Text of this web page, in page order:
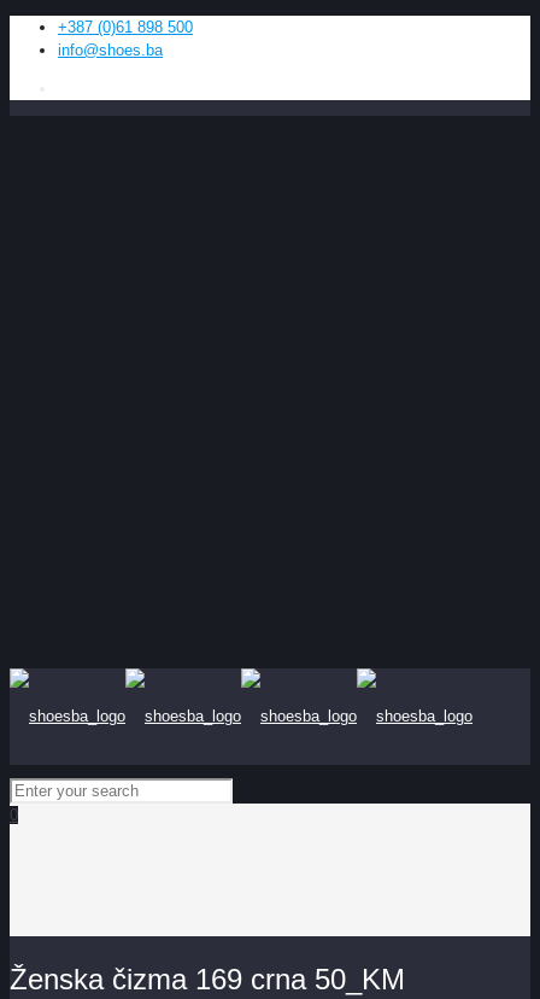
+387 (0)61 898 500
info@shoes.ba
0
Ženska čizma 169 crna 50_KM